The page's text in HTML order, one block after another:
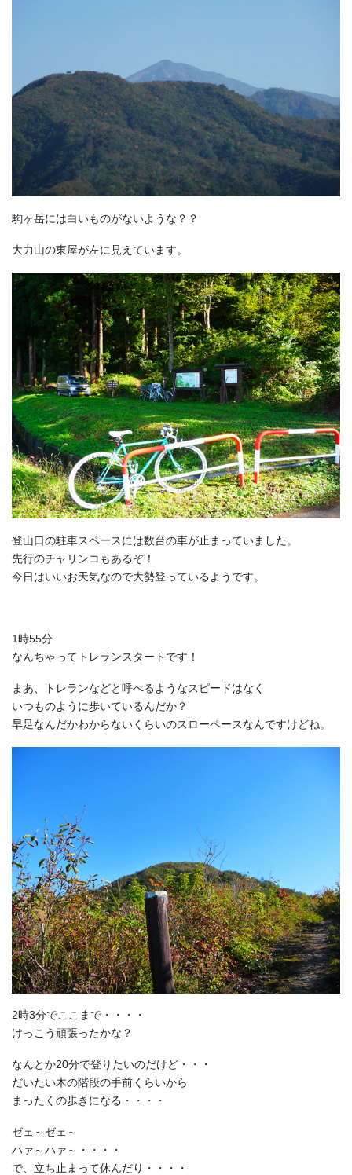
駒ヶ岳には白いものがないような？？
大力山の東屋が左に見えています。
登山口の駐車スペースには数台の車が止まっていました。
先行のチャリンコもあるぞ！
今日はいいお天気なので大勢登っているようです。
1時55分
なんちゃってトレランスタートです！
まあ、トレランなどと呼べるようなスピードはなく
いつものように歩いているんだか？
早足なんだかわからないくらいのスローペースなんですけどね。
2時3分でここまで・・・・
けっこう頑張ったかな？
なんとか20分で登りたいのだけど・・・
だいたい木の階段の手前くらいから
まったくの歩きになる・・・・
ゼェ～ゼェ～
ハァ～ハァ～・・・・
で、立ち止まって休んだり・・・・